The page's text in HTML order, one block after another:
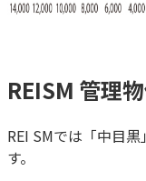
REISM 管理
REI SMでは「中目
す。